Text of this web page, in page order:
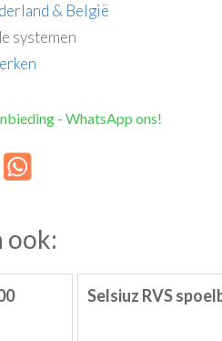
& België
systemen
- WhatsApp ons!
ook:
Selsiuz RVS